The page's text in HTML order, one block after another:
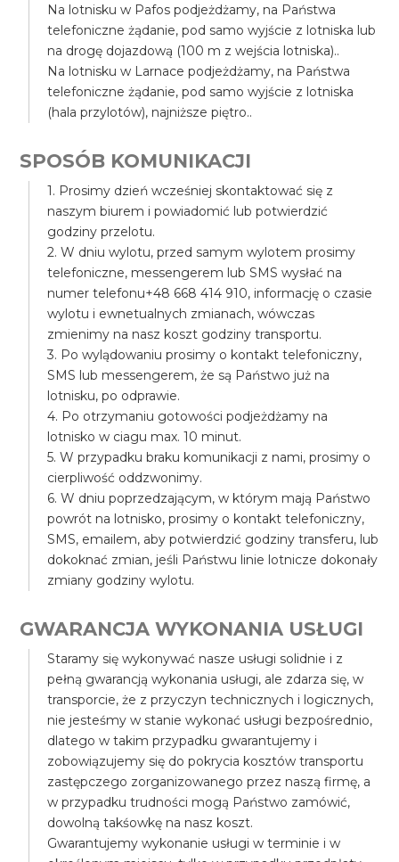
Na lotnisku w Pafos podjeżdżamy, na Państwa
telefoniczne żądanie, pod samo wyjście z lotniska lub
na drogę dojazdową (100 m z wejścia lotniska)..
Na lotnisku w Larnace podjeżdżamy, na Państwa
telefoniczne żądanie, pod samo wyjście z lotniska
(hala przylotów), najniższe piętro..
SPOSÓB KOMUNIKACJI
1. Prosimy dzień wcześniej skontaktować się z
naszym biurem i powiadomić lub potwierdzić
godziny przelotu.
2. W dniu wylotu, przed samym wylotem prosimy
telefoniczne, messengerem lub SMS wysłać na
numer telefonu+48 668 414 910, informację o czasie
wylotu i ewnetualnych zmianach, wówczas
zmienimy na nasz koszt godziny transportu.
3. Po wylądowaniu prosimy o kontakt telefoniczny,
SMS lub messengerem, że są Państwo już na
lotnisku, po odprawie.
4. Po otrzymaniu gotowości podjeżdżamy na
lotnisko w ciagu max. 10 minut.
5. W przypadku braku komunikacji z nami, prosimy o
cierpliwość oddzwonimy.
6. W dniu poprzedzającym, w którym mają Państwo
powrót na lotnisko, prosimy o kontakt telefoniczny,
SMS, emailem, aby potwierdzić godziny transferu, lub
dokoknać zmian, jeśli Państwu linie lotnicze dokonały
zmiany godziny wylotu.
GWARANCJA WYKONANIA USŁUGI
Staramy się wykonywać nasze usługi solidnie i z
pełną gwarancją wykonania usługi, ale zdarza się, w
transporcie, że z przyczyn technicznych i logicznych,
nie jesteśmy w stanie wykonać usługi bezpośrednio,
dlatego w takim przypadku gwarantujemy i
zobowiązujemy się do pokrycia kosztów transportu
zastępczego zorganizowanego przez naszą firmę, a
w przypadku trudności mogą Państwo zamówić,
dowolną takśowkę na nasz koszt.
Gwarantujemy wykonanie usługi w terminie i w